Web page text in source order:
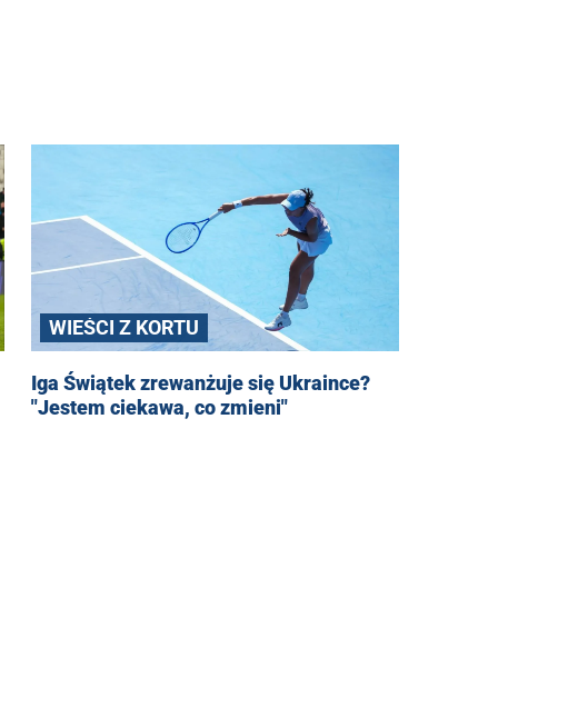
WIEŚCI Z KORTU
Iga Świątek zrewanżuje się Ukraince?
"Jestem ciekawa, co zmieni"